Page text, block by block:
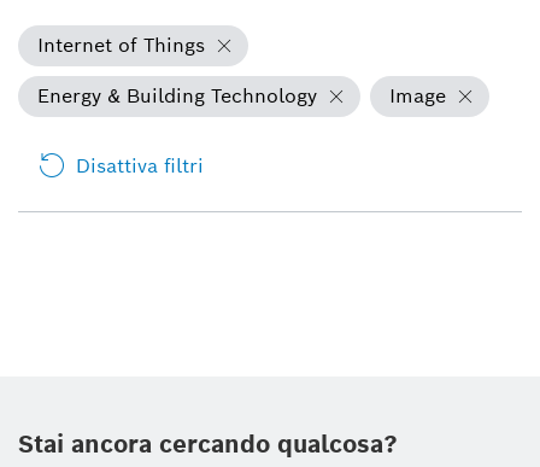
Internet of Things
Energy & Building Technology
Image
Disattiva filtri
Stai ancora cercando qualcosa?